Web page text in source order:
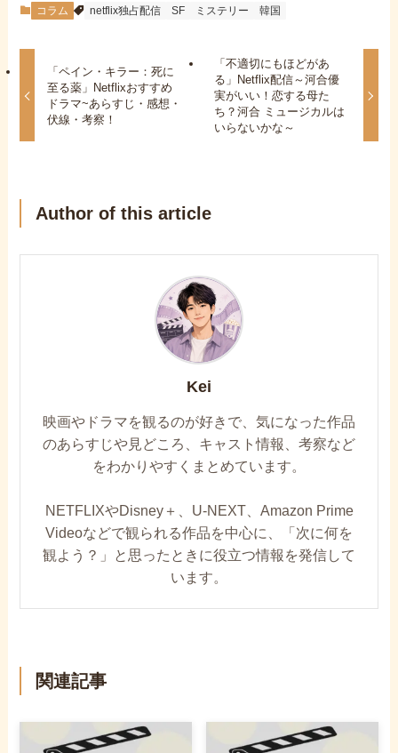
コラム netflix独占配信 SF ミステリー 韓国
「ペイン・キラー：死に
至る薬」Netflixおすすめ
ドラマ~あらすじ・感想・
伏線・考察！
「不適切にもほどがあ
る」Netflix配信～河合優
実がいい！恋する母た
ち？河合 ミュージカルは
いらないかな～
Author of this article
Kei
映画やドラマを観るのが好きで、気になった作品
のあらすじや見どころ、キャスト情報、考察など
をわかりやすくまとめています。
NETFLIXやDisney＋、U-NEXT、Amazon Prime
Videoなどで観られる作品を中心に、「次に何を
観よう？」と思ったときに役立つ情報を発信して
います。
関連記事